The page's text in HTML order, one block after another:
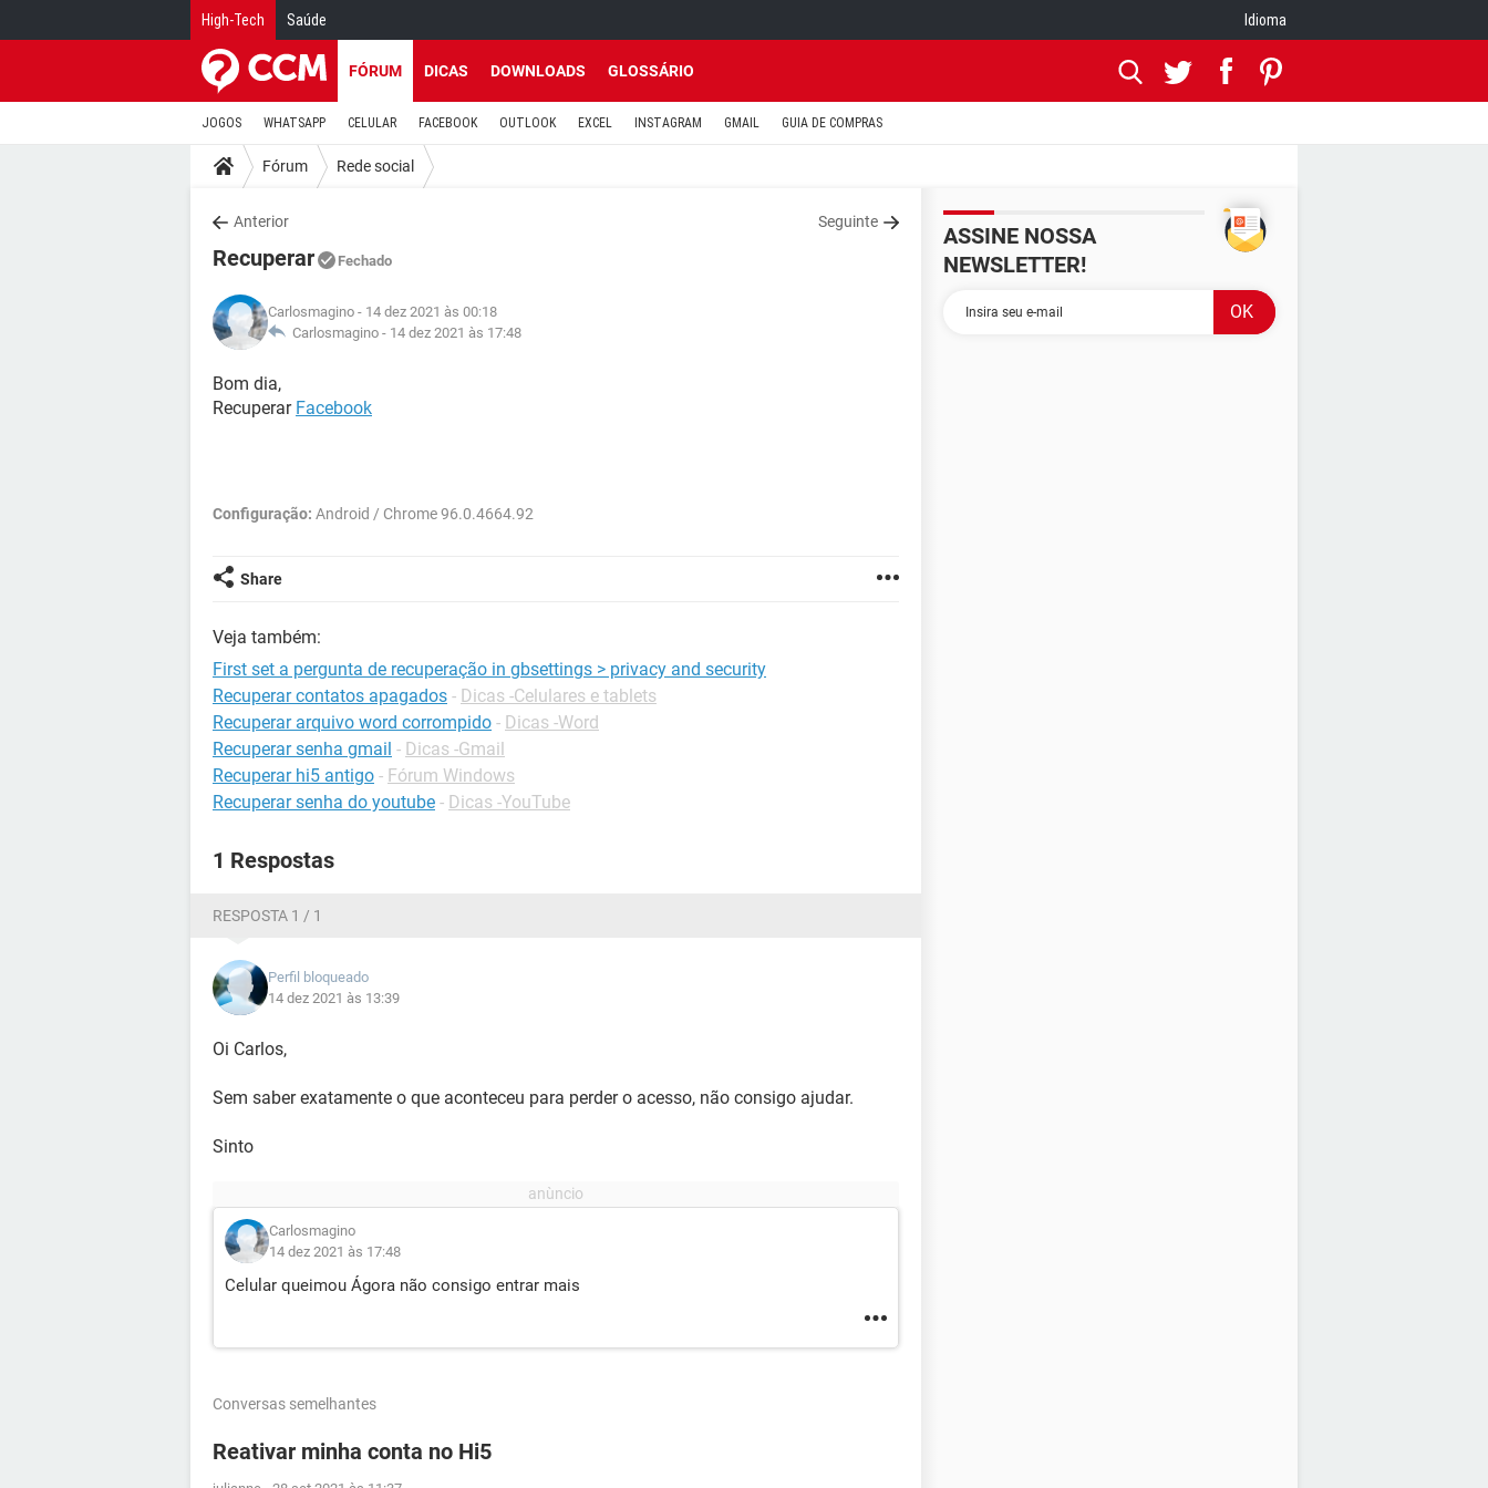
High-Tech Saúde Idioma
FÓRUM DICAS DOWNLOADS GLOSSÁRIO
JOGOS WHATSAPP CELULAR FACEBOOK OUTLOOK EXCEL INSTAGRAM GMAIL GUIA DE COMPRAS
Fórum Rede social
Anterior Seguinte
Recuperar Fechado
Carlosmagino - 14 dez 2021 às 00:18
Carlosmagino - 14 dez 2021 às 17:48
Bom dia,
Recuperar Facebook
Configuração: Android / Chrome 96.0.4664.92
Share
Veja também:
First set a pergunta de recuperação in gbsettings > privacy and security
Recuperar contatos apagados - Dicas -Celulares e tablets
Recuperar arquivo word corrompido - Dicas -Word
Recuperar senha gmail - Dicas -Gmail
Recuperar hi5 antigo - Fórum Windows
Recuperar senha do youtube - Dicas -YouTube
1 Respostas
RESPOSTA 1 / 1
Perfil bloqueado
14 dez 2021 às 13:39
Oi Carlos,
Sem saber exatamente o que aconteceu para perder o acesso, não consigo ajudar.
Sinto
Carlosmagino
14 dez 2021 às 17:48
Celular queimou Ágora não consigo entrar mais
Conversas semelhantes
Reativar minha conta no Hi5
ASSINE NOSSA
NEWSLETTER!